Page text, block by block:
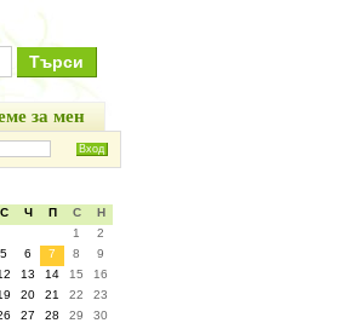
за мен
С Ч П С
Н
1
2
5 6 7 8
9
13 14 15
16
20 21 22
23
27 28 29
30